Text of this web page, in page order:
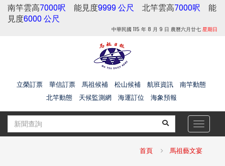
南竿雲高7000呎 能見度9999 公尺 北竿雲高7000呎 能
見度6000 公尺
中華民國 115 年 8 月 9 日 農曆六月廿七 星期日
立榮訂票 華信訂票 馬祖候補 松山候補 航班資訊
南竿動態
北竿動態
天候監測網 海運訂位 海象預報
Toggle
首頁 馬祖藝文宴